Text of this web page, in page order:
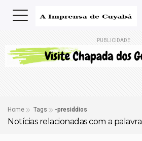
PUBLICIDADE
Home Tags -presiddios
Notícias relacionadas com a palavra